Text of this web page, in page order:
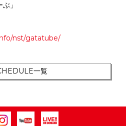
」
nst/gatatube/
一覧